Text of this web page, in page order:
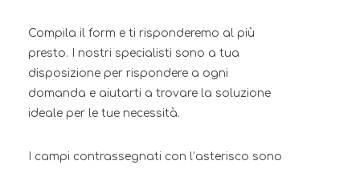
Compila il form e ti risponderemo al più
presto. I nostri specialisti sono a tua
disposizione per rispondere a ogni
domanda e aiutarti a trovare la soluzione
ideale per le tue necessità.
I campi contrassegnati con l’asterisco sono